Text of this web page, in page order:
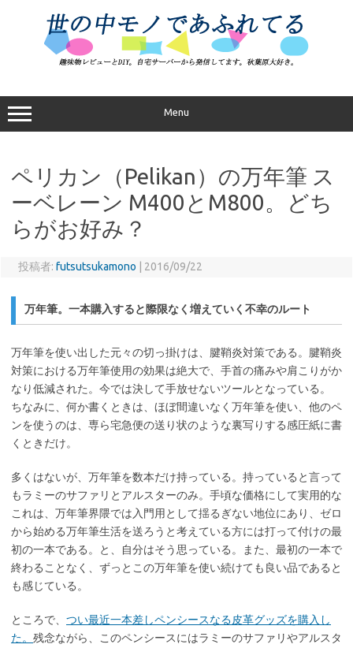
プ
Menu
ペリカン（Pelikan）の万年筆 ス
ーベレーン M400とM800。どち
らがお好み？
投稿者: futsutsukamono 2016/09/22
万年筆。一本購入すると際限なく増えていく不幸のルート
万年筆を使い出した元々の切っ掛けは、腱鞘炎対策である。腱鞘炎
対策における万年筆使用の効果は絶大で、手首の痛みや肩こりがか
なり低減された。今では決して手放せないツールとなっている。
ちなみに、何か書くときは、ほぼ間違いなく万年筆を使い、他のペ
ンを使うのは、専ら宅急便の送り状のような裏写りする感圧紙に書
くときだけ。
多くはないが、万年筆を数本だけ持っている。持っていると言って
もラミーのサファリとアルスターのみ。手頃な価格にして実用的な
これは、万年筆界隈では入門用として揺るぎない地位にあり、ゼロ
から始める万年筆生活を送ろうと考えている方には打って付けの最
初の一本である。と、自分はそう思っている。また、最初の一本で
終わることなく、ずっとこの万年筆を使い続けても良い品であると
も感じている。
ところで、 つい最近一本差しペンシースなる皮革グッズを購入し
た。 残念ながら、このペンシースにはラミーのサファリやアルスタ